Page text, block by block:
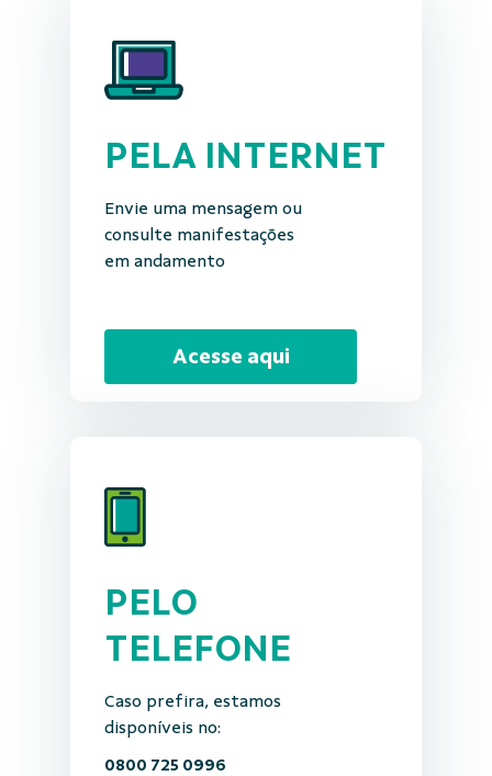
PELA INTERNET
Envie uma mensagem ou
consulte manifestações
em andamento
Acesse aqui
PELO
TELEFONE
Caso prefira, estamos
disponíveis no:
0800 725 0996